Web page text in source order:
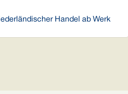
Handel ab Werk